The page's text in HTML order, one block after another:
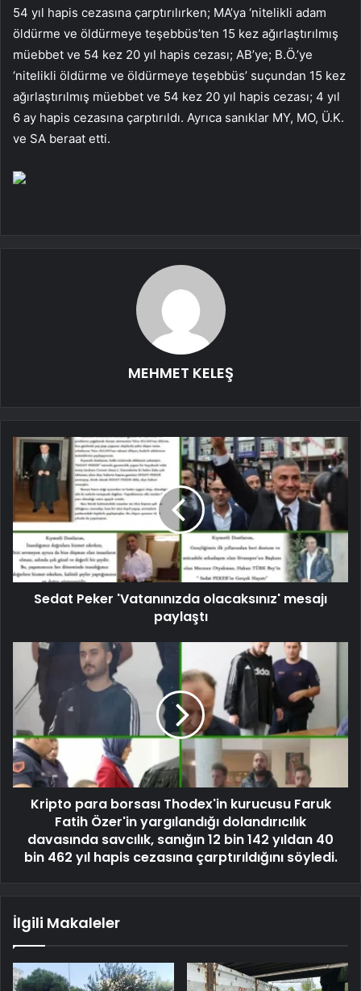
54 yıl hapis cezasına çarptırılırken; MA’ya ‘nitelikli adam
öldürme ve öldürmeye teşebbüs’ten 15 kez ağırlaştırılmış
müebbet ve 54 kez 20 yıl hapis cezası; AB’ye; B.Ö.’ye
‘nitelikli öldürme ve öldürmeye teşebbüs’ suçundan 15 kez
ağırlaştırılmış müebbet ve 54 kez 20 yıl hapis cezası; 4 yıl
6 ay hapis cezasına çarptırıldı. Ayrıca sanıklar MY, MO, Ü.K.
ve SA beraat etti.
MEHMET KELEŞ
Sedat Peker 'Vatanınızda olacaksınız' mesajı
paylaştı
Kripto para borsası Thodex'in kurucusu Faruk
Fatih Özer'in yargılandığı dolandırıcılık
davasında savcılık, sanığın 12 bin 142 yıldan 40
bin 462 yıl hapis cezasına çarptırıldığını söyledi.
İlgili Makaleler